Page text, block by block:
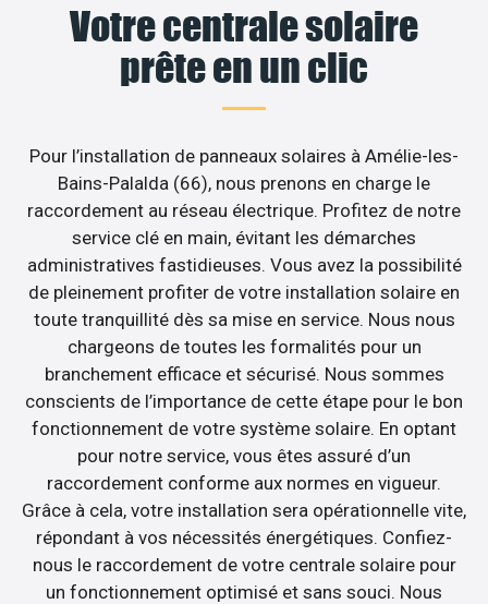
Votre centrale solaire
prête en un clic
Pour l’installation de panneaux solaires à Amélie-les-
Bains-Palalda (66), nous prenons en charge le
raccordement au réseau électrique. Profitez de notre
service clé en main, évitant les démarches
administratives fastidieuses. Vous avez la possibilité
de pleinement profiter de votre installation solaire en
toute tranquillité dès sa mise en service. Nous nous
chargeons de toutes les formalités pour un
branchement efficace et sécurisé. Nous sommes
conscients de l’importance de cette étape pour le bon
fonctionnement de votre système solaire. En optant
pour notre service, vous êtes assuré d’un
raccordement conforme aux normes en vigueur.
Grâce à cela, votre installation sera opérationnelle vite,
répondant à vos nécessités énergétiques. Confiez-
nous le raccordement de votre centrale solaire pour
un fonctionnement optimisé et sans souci. Nous